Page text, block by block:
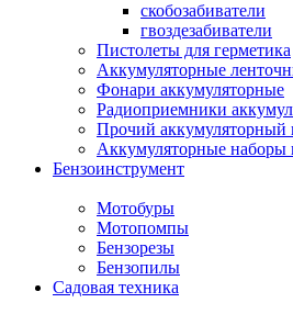
скобозабиватели
гвоздезабиватели
Пистолеты для герметика
Аккумуляторные
Фонари аккумуляторные
Радиоприемники
Прочий аккумуляторный
Аккумуляторные наборы
Бензоинструмент
Мотобуры
Мотопомпы
Бензорезы
Бензопилы
Садовая техника